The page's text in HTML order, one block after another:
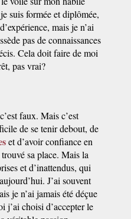
suis formée et diplômée,
mais je n’ai
pas de connaissances
Cela doit faire de moi
pas vrai?
faux. Mais c’est
de se tenir debout, de
et d’avoir confiance en
sa place. Mais la
et d’inattendus, qui
J’ai souvent
je n’ai jamais été déçue
j’ai choisi d’accepter le